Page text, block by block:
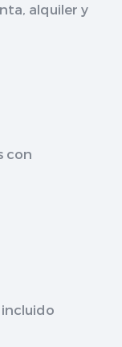
alquiler y
con